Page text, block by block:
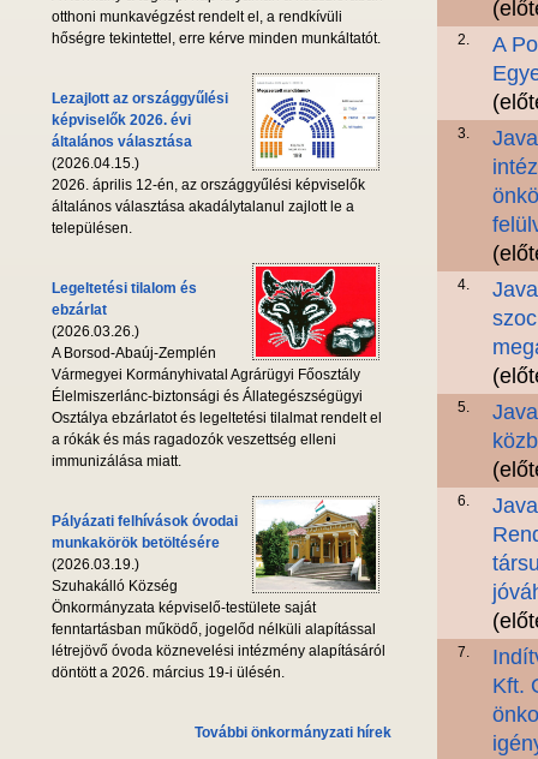
otthoni munkavégzést rendelt el, a rendkívüli
hőségre tekintettel, erre kérve minden munkáltatót.
Lezajlott az országgyűlési
képviselők 2026. évi
általános választása
(2026.04.15.)
2026. április 12-én, az országgyűlési képviselők
általános választása akadálytalanul zajlott le a
településen.
Legeltetési tilalom és
ebzárlat
(2026.03.26.)
A Borsod-Abaúj-Zemplén
Vármegyei Kormányhivatal Agrárügyi Főosztály
Élelmiszerlánc-biztonsági és Állategészségügyi
Osztálya ebzárlatot és legeltetési tilalmat rendelt el
a rókák és más ragadozók veszettség elleni
immunizálása miatt.
Pályázati felhívások óvodai
munkakörök betöltésére
(2026.03.19.)
Szuhakálló Község
Önkormányzata képviselő-testülete saját
fenntartásban működő, jogelőd nélküli alapítással
létrejövő óvoda köznevelési intézmény alapításáról
döntött a 2026. március 19-i ülésén.
További önkormányzati hírek
2.
A
3.
4.
5.
6.
7.
Kft.